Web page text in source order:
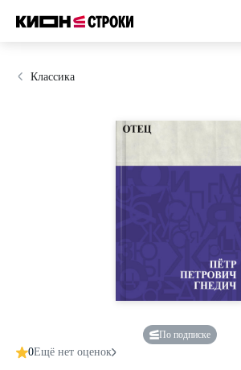
Классика
По подписке
0Ещё нет оценок